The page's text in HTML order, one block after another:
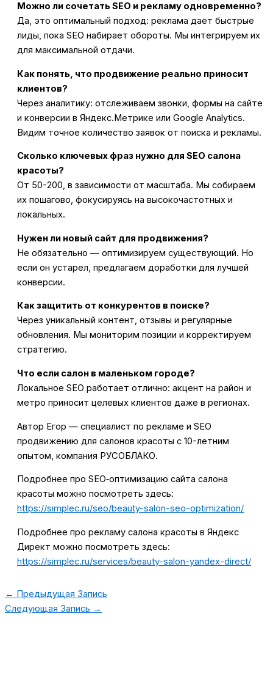
Можно ли сочетать SEO и рекламу одновременно?
Да, это оптимальный подход: реклама дает быстрые
лиды, пока SEO набирает обороты. Мы интегрируем их
для максимальной отдачи.
Как понять, что продвижение реально приносит
клиентов?
Через аналитику: отслеживаем звонки, формы на сайте
и конверсии в Яндекс.Метрике или Google Analytics.
Видим точное количество заявок от поиска и рекламы.
Сколько ключевых фраз нужно для SEO салона
красоты?
От 50-200, в зависимости от масштаба. Мы собираем
их пошагово, фокусируясь на высокочастотных и
локальных.
Нужен ли новый сайт для продвижения?
Не обязательно — оптимизируем существующий. Но
если он устарел, предлагаем доработки для лучшей
конверсии.
Как защитить от конкурентов в поиске?
Через уникальный контент, отзывы и регулярные
обновления. Мы мониторим позиции и корректируем
стратегию.
Что если салон в маленьком городе?
Локальное SEO работает отлично: акцент на район и
метро приносит целевых клиентов даже в регионах.
Автор Егор — специалист по рекламе и SEO
продвижению для салонов красоты с 10-летним
опытом, компания РУСОБЛАКО.
Подробнее про SEO‑оптимизацию сайта салона
красоты можно посмотреть здесь:
https://simplec.ru/seo/beauty-salon-seo-optimization/
Подробнее про рекламу салона красоты в Яндекс
Директ можно посмотреть здесь:
https://simplec.ru/services/beauty-salon-yandex-direct/
← Предыдущая Запись
Следующая Запись →